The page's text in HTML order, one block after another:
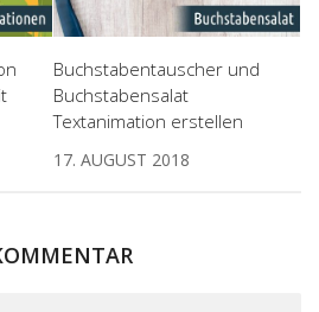
Buchstabentauscher und
Buchstabensalat
Textanimation erstellen
17. AUGUST 2018